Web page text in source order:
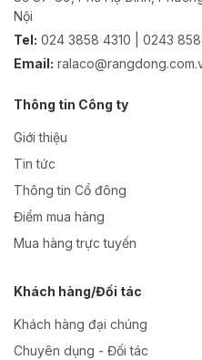
Nội
Tel: 024 3858 4310 | 0243
Email:
Thông tin Công ty
Giới thiệu
Tin tức
Thông tin Cổ đông
Điểm mua hàng
Mua hàng trực tuyến
Khách hàng/Đối tác
Khách hàng đại chúng
Chuyên dụng - Đối tác